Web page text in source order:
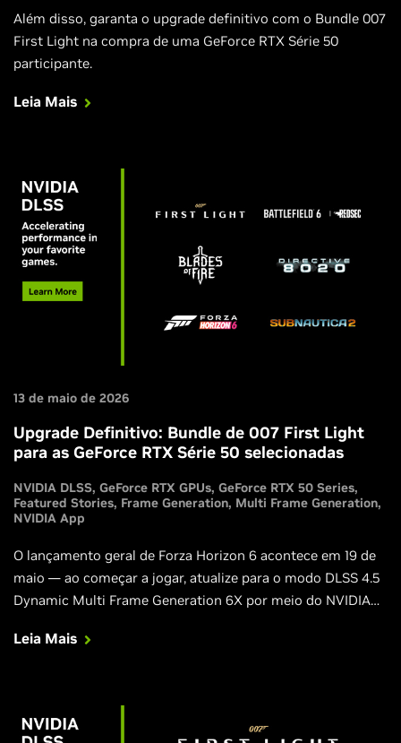
Além disso, garanta o upgrade definitivo com o Bundle 007
First Light na compra de uma GeForce RTX Série 50
participante.
Leia Mais
13 de maio de 2026
Upgrade Definitivo: Bundle de 007 First Light
para as GeForce RTX Série 50 selecionadas
NVIDIA DLSS GeForce RTX GPUs GeForce RTX 50 Series
Featured Stories Frame Generation Multi Frame Generation
NVIDIA App
O lançamento geral de Forza Horizon 6 acontece em 19 de
maio — ao começar a jogar, atualize para o modo DLSS 4.5
Dynamic Multi Frame Generation 6X por meio do NVIDIA
esta semana com suporte ao DLSS, e Blades of Fire
Leia Mais